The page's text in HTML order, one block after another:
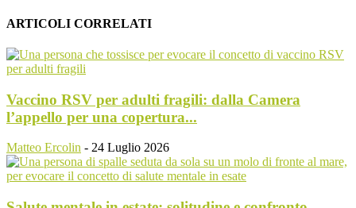
ARTICOLI CORRELATI
Vaccino RSV per adulti fragili: dalla Camera
l’appello per una copertura...
Matteo Ercolin - 24 Luglio 2026